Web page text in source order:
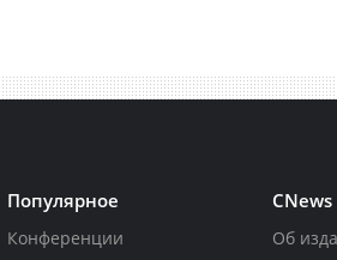
Популярное
Конференции
CNews
Об